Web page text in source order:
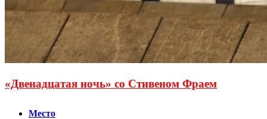
«Двенадцатая ночь» со Стивеном Фраем
Место